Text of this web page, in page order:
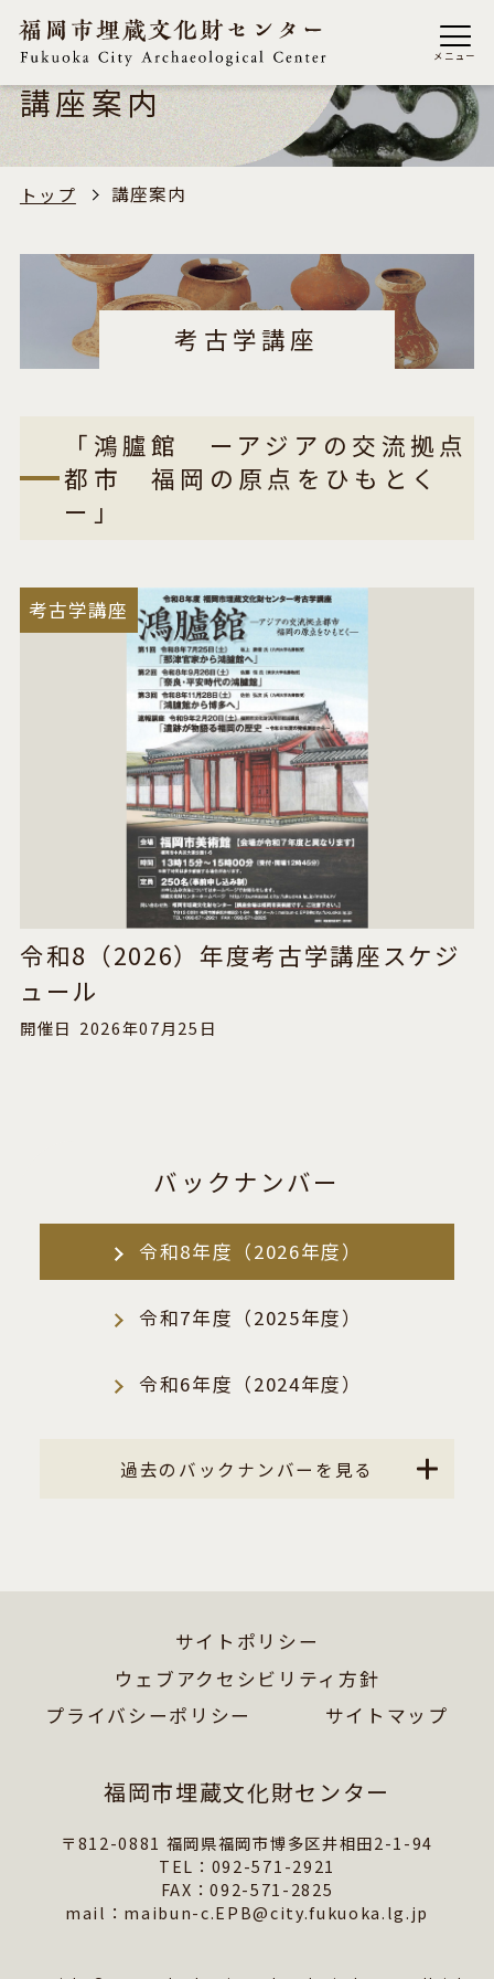
メニュー
講座案内
トップ 講座案内
考古学講座
「鴻臚館 ーアジアの交流拠点
都市 福岡の原点をひもとく
ー」
考古学講座
令和8（2026）年度考古学講座スケジ
ュール
開催日 2026年07月25日
バックナンバー
令和8年度（2026年度）
令和7年度（2025年度）
令和6年度（2024年度）
過去のバックナンバーを見る
サイトポリシー
ウェブアクセシビリティ方針
プライバシーポリシー
サイトマップ
福岡市埋蔵文化財センター
〒812-0881 福岡県福岡市博多区井相田2-1-94
TEL：092-571-2921
FAX：092-571-2825
mail：maibun-c.EPB@city.fukuoka.lg.jp